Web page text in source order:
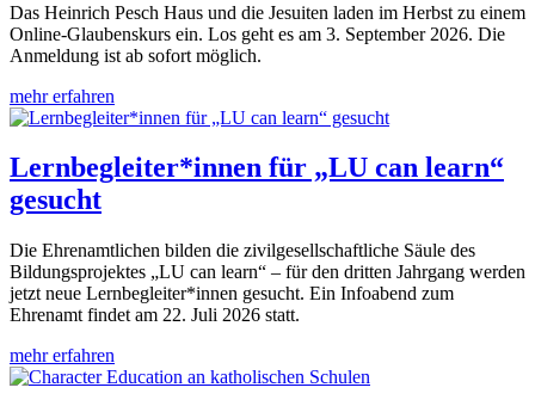
Das Heinrich Pesch Haus und die Jesuiten laden im Herbst zu einem
Online-Glaubenskurs ein. Los geht es am 3. September 2026. Die
Anmeldung ist ab sofort möglich.
mehr erfahren
Lernbegleiter*innen für „LU can learn“
gesucht
Die Ehrenamtlichen bilden die zivilgesellschaftliche Säule des
Bildungsprojektes „LU can learn“ – für den dritten Jahrgang werden
jetzt neue Lernbegleiter*innen gesucht. Ein Infoabend zum
Ehrenamt findet am 22. Juli 2026 statt.
mehr erfahren